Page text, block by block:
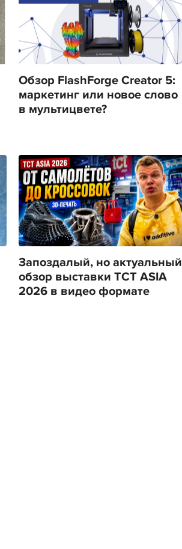
Обзор FlashForge Creator 5:
маркетинг или новое слово
в мультицвете?
Запоздалый, но актуальный
обзор выставки TCT ASIA
2026 в видео формате